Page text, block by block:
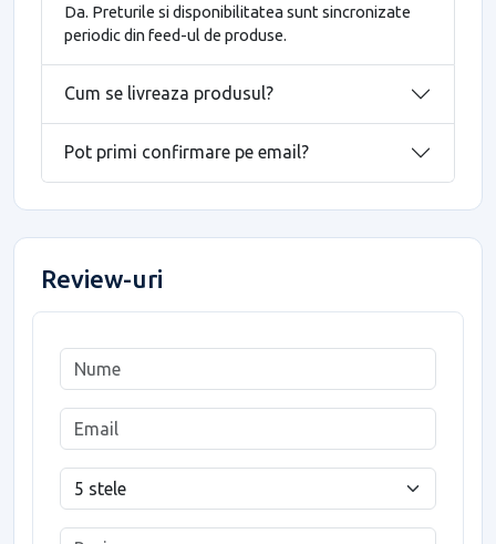
Da. Preturile si disponibilitatea sunt sincronizate
periodic din feed-ul de produse.
Cum se livreaza produsul?
Pot primi confirmare pe email?
Review-uri